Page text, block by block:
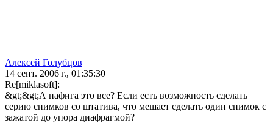
Алексей Голубцов
14 сент. 2006 г., 01:35:30
Re[miklasoft]:
&gt;&gt;А нафига это все? Если есть возможность сделать
серию снимков со штатива, что мешает сделать один снимок с
зажатой до упора диафрагмой?